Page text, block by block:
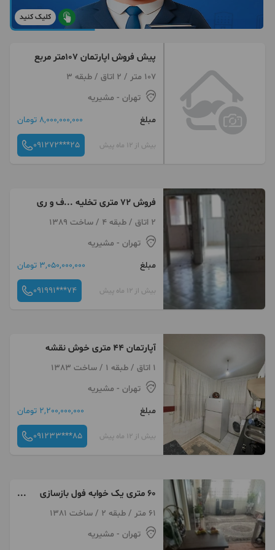
کلیک کنید
پیش فروش اپارتمان ۱٠۷متر مربع
107 متر / 2 اتاق / طبقه 3
تهران - مشیریه
مبلغ
8,000,000,000 تومان
بیش از 12 ماه پیش 091272***25
فروش ۷۲ متری تخلیه ..‌‌.ف و ری
2 اتاق / طبقه 4 / ساخت 1389
تهران - مشیریه
مبلغ
3,050,000,000 تومان
بیش از 12 ماه پیش 091991***74
آپارتمان ۴۴ متری خوش نقشه
1 اتاق / طبقه 1 / ساخت 1383
تهران - مشیریه
مبلغ
2,200,000,000 تومان
بیش از 12 ماه پیش 091233***85
۶۰ متری یک خوابه فول بازسازی
شده
61 متر / طبقه 2 / ساخت 1381
تهران - مشیریه